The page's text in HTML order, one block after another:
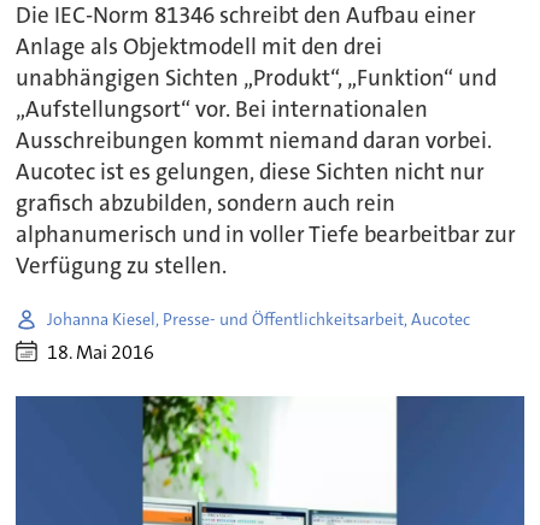
Die IEC-Norm 81346 schreibt den Aufbau einer
Anlage als Objektmodell mit den drei
unabhängigen Sichten „Produkt“, „Funktion“ und
„Aufstellungsort“ vor. Bei internationalen
Ausschreibungen kommt niemand daran vorbei.
Aucotec ist es gelungen, diese Sichten nicht nur
grafisch abzubilden, sondern auch rein
alphanumerisch und in voller Tiefe bearbeitbar zur
Verfügung zu stellen.
Johanna Kiesel, Presse- und Öffentlichkeitsarbeit, Aucotec
18. Mai 2016